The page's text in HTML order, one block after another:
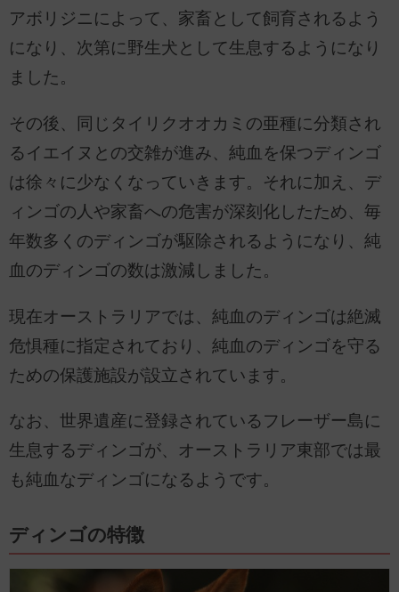
アボリジニによって、家畜として飼育されるよう
になり、次第に野生犬として生息するようになり
ました。
その後、同じタイリクオオカミの亜種に分類され
るイエイヌとの交雑が進み、純血を保つディンゴ
は徐々に少なくなっていきます。それに加え、デ
ィンゴの人や家畜への危害が深刻化したため、毎
年数多くのディンゴが駆除されるようになり、純
血のディンゴの数は激減しました。
現在オーストラリアでは、純血のディンゴは絶滅
危惧種に指定されており、純血のディンゴを守る
ための保護施設が設立されています。
なお、世界遺産に登録されているフレーザー島に
生息するディンゴが、オーストラリア東部では最
も純血なディンゴになるようです。
ディンゴの特徴